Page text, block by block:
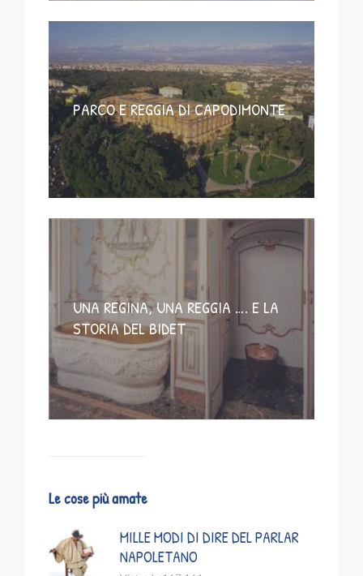
PARCO E REGGIA DI CAPODIMONTE
UNA REGINA, UNA REGGIA …. E LA
STORIA DEL BIDET
Le cose più amate
MILLE MODI DI DIRE DEL PARLAR
NAPOLETANO